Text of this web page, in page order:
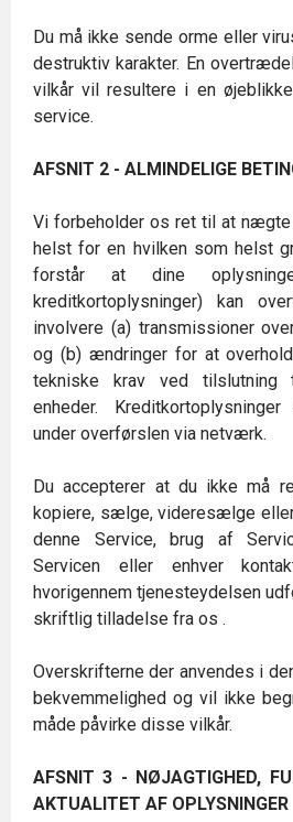
Du må ikke sende orme eller
destruktiv karakter. En
vilkår vil resultere i en
service.
AFSNIT 2 - ALMINDELIGE
Vi forbeholder os ret til at
helst for en hvilken som helst
forstår at dine
kreditkortoplysninger) kan
involvere (a) transmissioner
og (b) ændringer for at
tekniske krav ved
enheder.
under overførslen via netværk.
Du accepterer at du ikke må
kopiere, sælge, videresælge
denne Service, brug af
Servicen eller enhver
hvorigennem tjenesteydelsen
skriftlig tilladelse fra os .
Overskrifterne der anvendes i
bekvemmelighed og vil ikke
måde påvirke disse vilkår.
AFSNIT 3 - NØJAGTIGHED,
AKTUALITET AF OPLYSNINGER